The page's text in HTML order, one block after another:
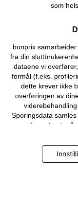
som
bonprix
fra din
dataene vi
formål (f.eks.
dette krever ikke
overføringen av
Sporingsdata
overføres først,
Adjust GmbH,
Communications
Ireland Ltd,
Ltd, RTB-House